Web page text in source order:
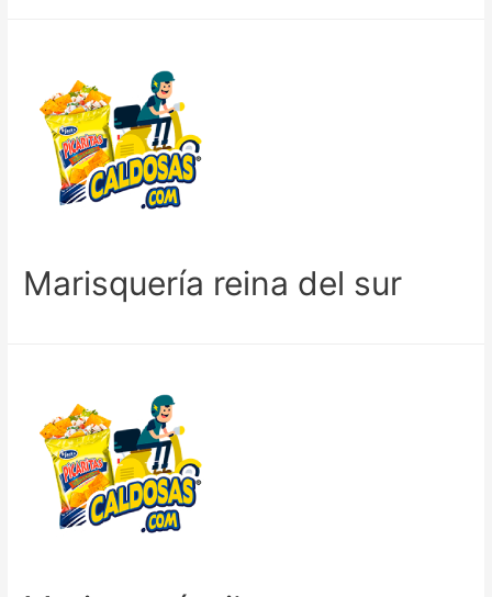
Marisquería reina del sur